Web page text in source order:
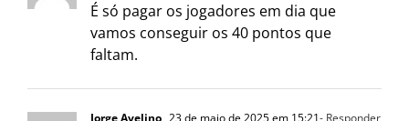
É só pagar os jogadores em dia que
vamos conseguir os 40 pontos que
faltam.